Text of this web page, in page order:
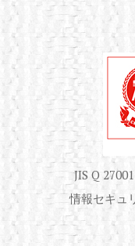
JIS Q
情報セキュ